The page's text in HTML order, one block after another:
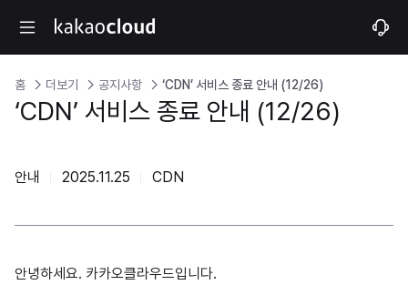
홈 더보기 공지사항 ‘CDN’ 서비스 종료 안내 (12/26)
‘CDN’ 서비스 종료 안내 (12/26)
안내 2025.11.25 CDN
안녕하세요. 카카오클라우드입니다.